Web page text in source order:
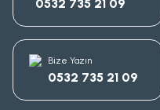
0532 735 21 09
Bize Yazın
0532 735 21 09